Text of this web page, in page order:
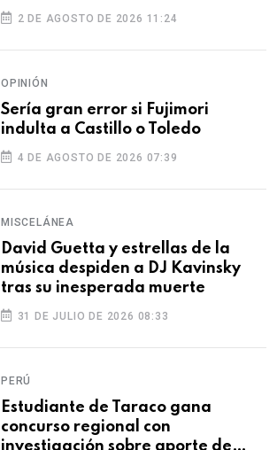
2 DE AGOSTO DE 2026 11:24
OPINIÓN
Sería gran error si Fujimori
indulta a Castillo o Toledo
4 DE AGOSTO DE 2026 07:39
MISCELÁNEA
David Guetta y estrellas de la
música despiden a DJ Kavinsky
tras su inesperada muerte
31 DE JULIO DE 2026 08:33
PERÚ
Estudiante de Taraco gana
concurso regional con
investigación sobre aporte de